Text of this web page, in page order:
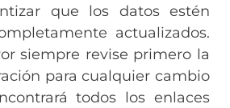
que los datos estén
actualizados.
siempre revise primero la
para cualquier cambio
todos los enlaces